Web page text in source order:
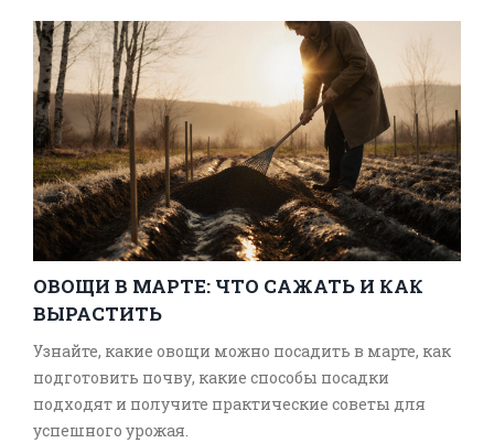
ОВОЩИ В МАРТЕ: ЧТО САЖАТЬ И КАК
ВЫРАСТИТЬ
Узнайте, какие овощи можно посадить в марте, как
подготовить почву, какие способы посадки
подходят и получите практические советы для
успешного урожая.